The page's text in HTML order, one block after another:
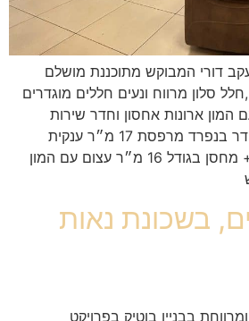
יעקב דורי המבוקש מתוכננת מושלם
סלון מרווח ונעים חללים מוגדרים
ארונות אחסון וחדר שירות
בצמוד. מיזוג עילי בכל חדר בנפרד מרפסת 17 מ״ר ענקית
הפונה לנוף פתוח חניה + מחסן בגודל 16 מ״ר עצום עם המון
חדרים, בשכונת נאות
ומרווחת בבניין בוטיק בפרויקט